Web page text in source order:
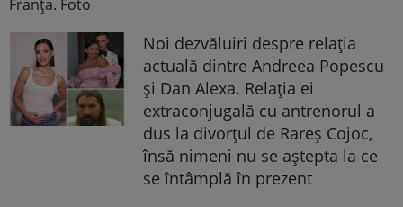
Noi dezvăluiri despre relația
actuală dintre Andreea Popescu
și Dan Alexa. Relația ei
extraconjugală cu antrenorul a
dus la divorțul de Rareș Cojoc,
însă nimeni nu se aștepta la ce
se întâmplă în prezent